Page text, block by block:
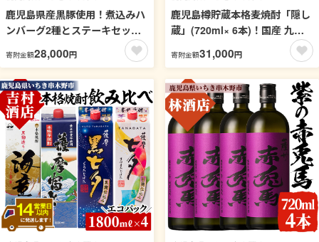
鹿児島県産黒豚使用！煮込みハ
ンバーグ2種とステーキセット
(合計12個・全3種各4個) 豚 豚
肉 肉 鹿児島 国産 黒豚 調理済
レンジ 時短 調理 ステーキ ハン
バーグ 惣菜 チーズ チーズイン
ハンバーグ【エーエフ企画】
【エーエフ企画】【00-057-
37】
寄附金額28,000円
鹿児島樽貯蔵本格麦焼酎「隠し
蔵」(720ml× 6本)！国産 九州
産 鹿児島 酒 焼酎 麦焼酎 家飲
み セット【吉村酒店】【99-
003-15】
寄附金額31,000円